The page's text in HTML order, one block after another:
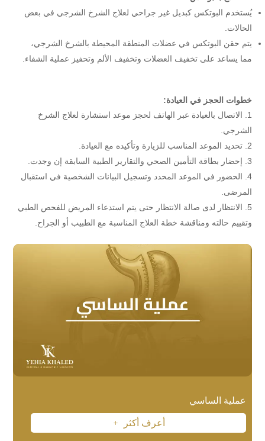
عملية الساسي
أعرف أكثر L
يُستخدم البوتكس كبديل غير جراحي لعلاج الشرخ الشرجي في بعض
الحالات.
يتم حقن البوتكس في عضلات المنطقة المحيطة بالشرخ الشرجي،
مما يساعد على تخفيف العضلات وتخفيف الألم وتحفيز عملية الشفاء.
خطوات الحجز في العيادة:
الاتصال بالعيادة عبر الهاتف لحجز موعد استشارة لعلاج الشرخ
الشرجي.
تحديد الموعد المناسب للزيارة وتأكيده مع العيادة.
إحضار بطاقة التأمين الصحي والتقارير الطبية السابقة إن وجدت.
الحضور في الموعد المحدد وتسجيل البيانات الشخصية في استقبال
المرضى.
الانتظار لدى صالة الانتظار حتى يتم استدعاء المريض للفحص الطبي
وتقييم حالته ومناقشة خطة العلاج المناسبة مع الطبيب أو الجراح.